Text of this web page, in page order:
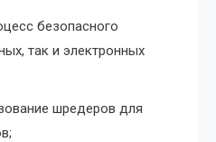
безопасного
так и электронных
шредеров для